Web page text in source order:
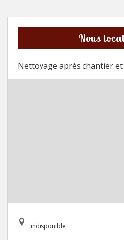
Nous
Nettoyage après chantier
indisponible